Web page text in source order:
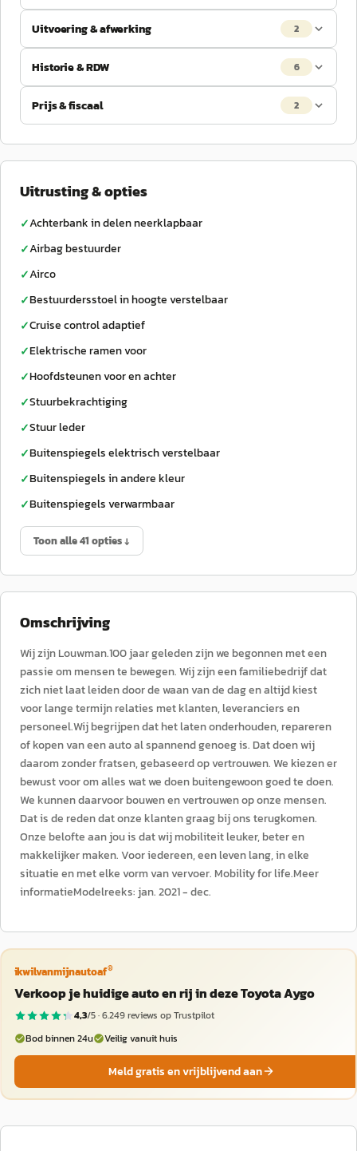
Uitvoering & afwerking 2
Historie & RDW 6
Prijs & fiscaal 2
Uitrusting & opties
✓Achterbank in delen neerklapbaar
✓Airbag bestuurder
✓Airco
✓Bestuurdersstoel in hoogte verstelbaar
✓Cruise control adaptief
✓Elektrische ramen voor
✓Hoofdsteunen voor en achter
✓Stuurbekrachtiging
✓Stuur leder
✓Buitenspiegels elektrisch verstelbaar
✓Buitenspiegels in andere kleur
✓Buitenspiegels verwarmbaar
Toon alle 41 opties ↓
Omschrijving
Wij zijn Louwman.100 jaar geleden zijn we begonnen met een
passie om mensen te bewegen. Wij zijn een familiebedrijf dat
zich niet laat leiden door de waan van de dag en altijd kiest
voor lange termijn relaties met klanten, leveranciers en
personeel.Wij begrijpen dat het laten onderhouden, repareren
of kopen van een auto al spannend genoeg is. Dat doen wij
daarom zonder fratsen, gebaseerd op vertrouwen. We kiezen er
bewust voor om alles wat we doen buitengewoon goed te doen.
We kunnen daarvoor bouwen en vertrouwen op onze mensen.
Dat is de reden dat onze klanten graag bij ons terugkomen.
Onze belofte aan jou is dat wij mobiliteit leuker, beter en
makkelijker maken. Voor iedereen, een leven lang, in elke
situatie en met elke vorm van vervoer. Mobility for life.Meer
informatieModelreeks: jan. 2021 - dec.
ikwilvanmijnautoaf®
Verkoop je huidige auto en rij in deze Toyota Aygo
4,3/5 ·6.249reviews op Trustpilot
Bod binnen 24u
Veilig vanuit huis
Meld gratis en vrijblijvend aan